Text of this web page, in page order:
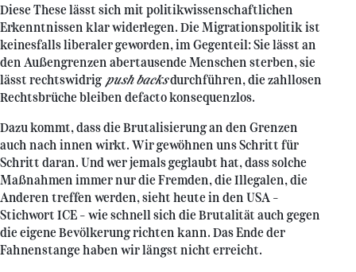
Diese These lässt sich mit politikwissenschaftlichen
Erkenntnissen klar widerlegen. Die Migrationspolitik ist
keinesfalls liberaler geworden, im Gegenteil: Sie lässt an
den Außengrenzen abertausende Menschen sterben, sie
lässt rechtswidrig push backsdurchführen, die zahllosen
Rechtsbrüche bleiben defacto konsequenzlos.
Dazu kommt, dass die Brutalisierung an den Grenzen
auch nach innen wirkt. Wir gewöhnen uns Schritt für
Schritt daran. Und wer jemals geglaubt hat, dass solche
Maßnahmen immer nur die Fremden, die Illegalen, die
Anderen treffen werden, sieht heute in den USA –
Stichwort ICE – wie schnell sich die Brutalität auch gegen
die eigene Bevölkerung richten kann. Das Ende der
Fahnenstange haben wir längst nicht erreicht.